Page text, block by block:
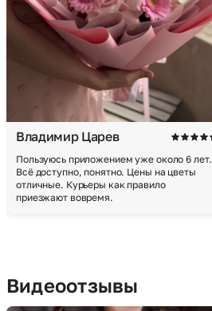
Владимир Царев
Пользуюсь приложением уже около 6 лет.
Всё доступно, понятно. Цены на цветы
отличные. Курьеры как правило
приезжают вовремя.
Видеоотзывы